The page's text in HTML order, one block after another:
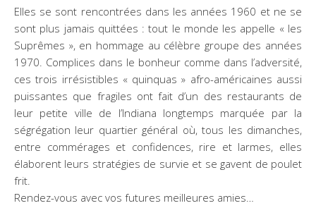
Elles se sont rencontrées dans les années 1960 et ne se
sont plus jamais quittées : tout le monde les appelle « les
Suprêmes », en hommage au célèbre groupe des années
1970. Complices dans le bonheur comme dans l’adversité,
ces trois irrésistibles « quinquas » afro-américaines aussi
puissantes que fragiles ont fait d’un des restaurants de
leur petite ville de l’Indiana longtemps marquée par la
ségrégation leur quartier général où, tous les dimanches,
entre commérages et confidences, rire et larmes, elles
élaborent leurs stratégies de survie et se gavent de poulet
frit.
Rendez-vous avec vos futures meilleures amies…